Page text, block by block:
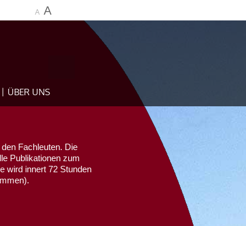
A A
ÜBER UNS
Fachleuten. Die
Publikationen zum
wird innert 72 Stunden